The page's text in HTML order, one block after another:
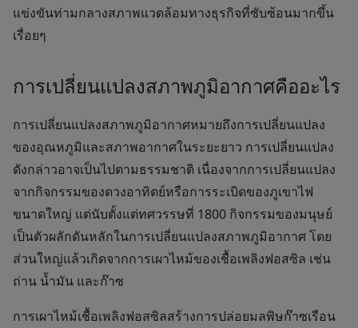
แข่งขันท่ามกลางสภาพแวดล้อมทางธุรกิจที่ซับซ้อนมากขึ้น
เรื่อยๆ
การเปลี่ยนแปลงสภาพภูมิอากาศคืออะไร
การเปลี่ยนแปลงสภาพภูมิอากาศหมายถึงการเปลี่ยนแปลง
ของอุณหภูมิและสภาพอากาศในระยะยาว การเปลี่ยนแปลง
ดังกล่าวอาจเป็นไปตามธรรมชาติ เนื่องจากการเปลี่ยนแปลง
จากกิจกรรมของดวงอาทิตย์หรือการระเบิดของภูเขาไฟ
ขนาดใหญ่ แต่นับตั้งแต่ทศวรรษที่ 1800 กิจกรรมของมนุษย์
เป็นตัวผลักดันหลักในการเปลี่ยนแปลงสภาพภูมิอากาศ โดย
ส่วนใหญ่แล้วเกิดจากการเผาไหม้ของเชื้อเพลิงฟอสซิล เช่น
ถ่าน น้ำมัน และก๊าซ
การเผาไหม้เชื้อเพลิงฟอสซิลสร้างการปล่อยมลพิษก๊าซเรือน